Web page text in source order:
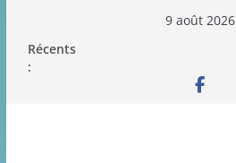
contenu
9 août 2026
Récents
: